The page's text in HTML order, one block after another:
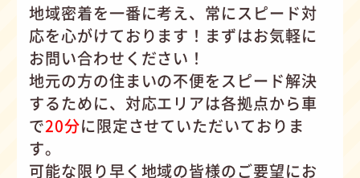
地域密着を一番に考え、常にスピード対
応を心がけております！まずはお気軽に
お問い合わせください！
地元の方の住まいの不便をスピード解決
するために、対応エリアは各拠点から車
で20分に限定させていただいておりま
す。
可能な限り早く地域の皆様のご要望にお